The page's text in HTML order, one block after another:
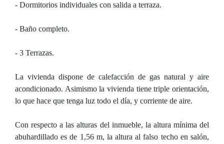
- Dormitorios individuales con salida a terraza.
- Baño completo.
- 3 Terrazas.
La vivienda dispone de calefacción de gas natural y aire
acondicionado. Asimismo la vivienda tiene triple orientación,
lo que hace que tenga luz todo el día, y corriente de aire.
Con respecto a las alturas del inmueble, la altura mínima del
abuhardillado es de 1,56 m, la altura al falso techo en salón,